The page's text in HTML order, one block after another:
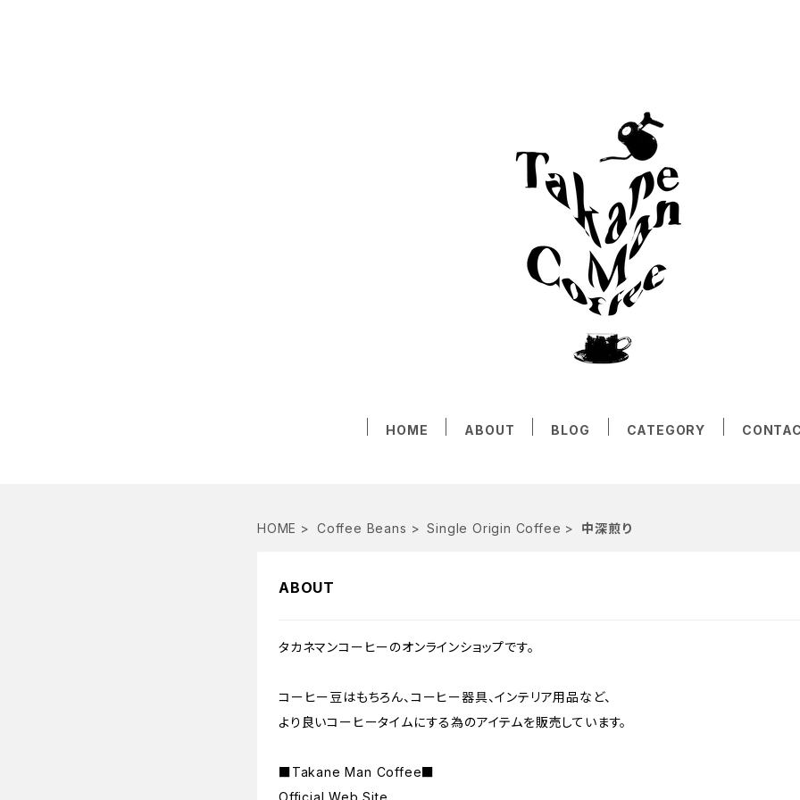
HOME ABOUT BLOG CATEGORY
HOME Coffee Beans Single Origin Coffee 中深煎り
ABOUT
タカネマンコーヒーのオンラインショップです。
コーヒー豆はもちろん、コーヒー器具、インテリア用品など、
より良いコーヒータイムにする為のアイテムを販売しています。
■Takane Man Coffee■
Official Web Site